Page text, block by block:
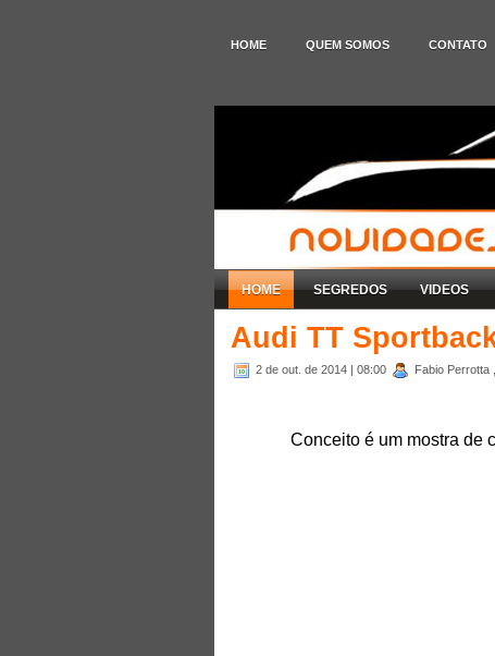
HOME QUEM SOMOS CONTATO
HOME SEGREDOS VIDEOS
Audi TT
2 de out. de 2014 | 08:00 Fabio Perrotta
Conceito é um mostra de